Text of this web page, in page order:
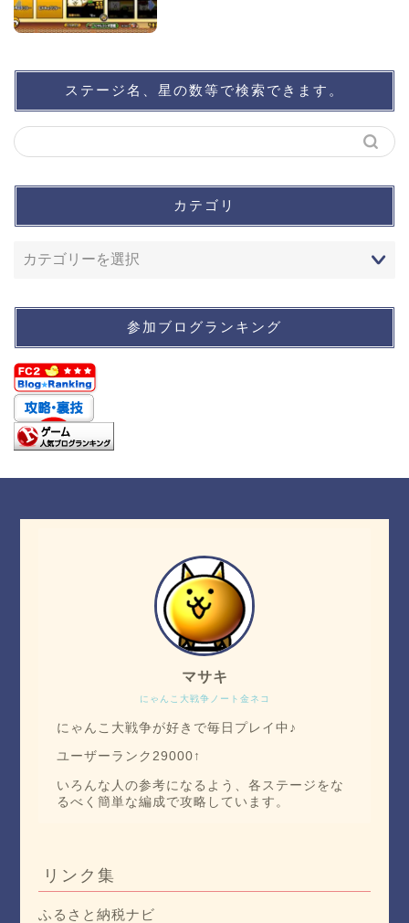
ステージ名、星の数等で検索できます。
カテゴリ
参加ブログランキング
にゃんこ大戦争ノート金ネコ
マサキ
にゃんこ大戦争が好きで毎日プレイ中♪
ユーザーランク29000↑
いろんな人の参考になるよう、各ステージをな
るべく簡単な編成で攻略しています。
リンク集
ふるさと納税ナビ